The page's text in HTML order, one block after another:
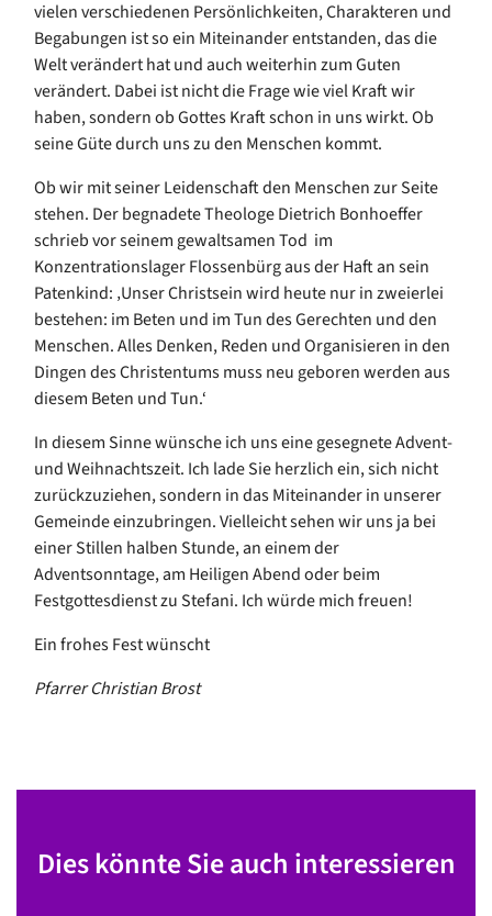
vielen verschiedenen Persönlichkeiten, Charakteren und
Begabungen ist so ein Miteinander entstanden,dasdie
Welt verändert hat und auch weiterhin zum Guten
verändert. Dabei ist nicht die Frage wie viel Kraft wir
haben, sondern ob Gottes Kraft schon in uns wirkt. Ob
seine Güte durch uns zu den Menschen kommt.
Ob wir mit seiner Leidenschaft den Menschen zur Seite
stehen. Der begnadete Theologe Dietrich Bonhoeffer
schrieb vor seinem gewaltsamenTod im
Konzentrationslager Flossenbürg aus der Haft an sein
Patenkind: ‚Unser Christsein wird heute nurin zweierlei
bestehen: im Beten und im Tun des Gerechten und den
Menschen. Alles Denken, Reden und Organisieren in den
Dingen des Christentums muss neu geboren werden aus
diesem Beten und Tun.‘
In diesem Sinne wünsche ich uns eine gesegnete Advent-
und Weihnachtszeit. Ich lade Sie herzlich ein,sich nicht
zurückzuziehen, sondern in das Miteinander in unserer
Gemeinde einzubringen. Vielleicht sehen wir uns ja bei
einer Stillen halben Stunde,an einem der
Adventsonntage, am Heiligen Abend oder beim
Festgottesdienst zu Stefani. Ich würde mich freuen!
Ein frohes Fest wünscht
Pfarrer Christian Brost
Dies könnte Sie auch interessieren